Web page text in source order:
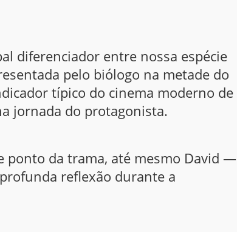
diferenciador entre nossa espécie
pelo biólogo na metade do
típico do cinema moderno de
jornada do protagonista.
ponto da trama, até mesmo David —
reflexão durante a